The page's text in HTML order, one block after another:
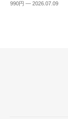
990円 — 2026.07.09